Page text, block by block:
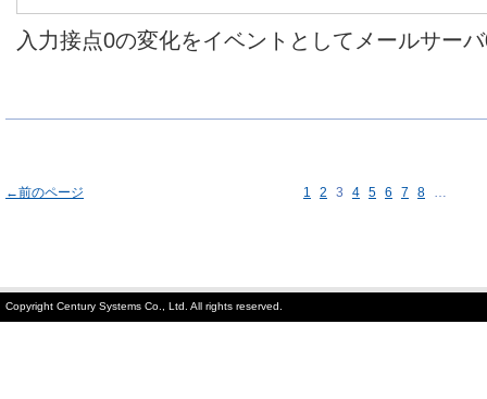
入力接点0の変化をイベントとしてメールサー
←前のページ 1 2 3 4 5 6 7 8 …
Copyright Century Systems Co., Ltd. All rights reserved.